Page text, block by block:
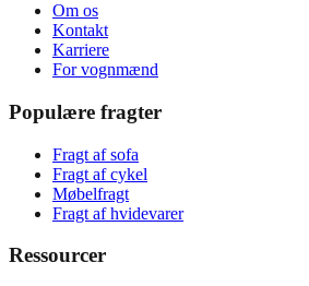
Om os
Kontakt
Karriere
For vognmænd
Populære fragter
Fragt af sofa
Fragt af cykel
Møbelfragt
Fragt af hvidevarer
Ressourcer